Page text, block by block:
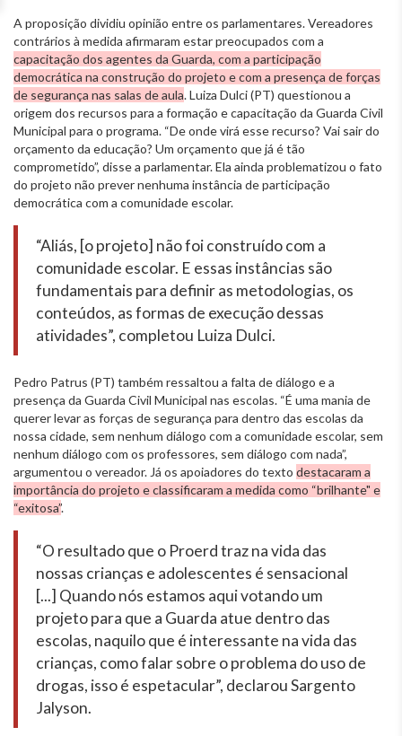
A proposição dividiu opinião entre os parlamentares. Vereadores
contrários à medida afirmaram estar preocupados com a
capacitação dos agentes da Guarda, com a participação
democrática na construção do projeto e com a presença de forças
de segurança nas salas de aula. Luiza Dulci (PT) questionou a
origem dos recursos para a formação e capacitação da Guarda Civil
Municipal para o programa. “De onde virá esse recurso? Vai sair do
orçamento da educação? Um orçamento que já é tão
comprometido”, disse a parlamentar. Ela ainda problematizou o fato
do projeto não prever nenhuma instância de participação
democrática com a comunidade escolar.
“Aliás, [o projeto] não foi construído com a
comunidade escolar. E essas instâncias são
fundamentais para definir as metodologias, os
conteúdos, as formas de execução dessas
atividades”, completou Luiza Dulci.
Pedro Patrus (PT) também ressaltou a falta de diálogo e a
presença da Guarda Civil Municipal nas escolas. “É uma mania de
querer levar as forças de segurança para dentro das escolas da
nossa cidade, sem nenhum diálogo com a comunidade escolar, sem
nenhum diálogo com os professores, sem diálogo com nada”,
argumentou o vereador. Já os apoiadores do texto destacaram a
importância do projeto e classificaram a medida como “brilhante" e
“exitosa”.
“O resultado que o Proerd traz na vida das
nossas crianças e adolescentes é sensacional
[...] Quando nós estamos aqui votando um
projeto para que a Guarda atue dentro das
escolas, naquilo que é interessante na vida das
crianças, como falar sobre o problema do uso de
drogas, isso é espetacular”, declarou Sargento
Jalyson.